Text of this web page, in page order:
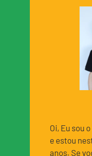
Oi, Eu sou
e estou
anos. Se